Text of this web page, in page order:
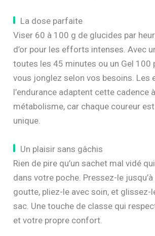
La dose parfaite
Viser 60 à 100 g de glucides par
d’or pour les efforts intenses. Avec
toutes les 45 minutes ou un Gel 100
vous jonglez selon vos besoins. Les
l’endurance adaptent cette cadence
métabolisme, car chaque coureur
unique.
Un plaisir sans gâchis
Rien de pire qu’un sachet mal vidé
dans votre poche. Pressez-le
goutte, pliez-le avec soin, et glissez-
sac. Une touche de classe qui
et votre propre confort.